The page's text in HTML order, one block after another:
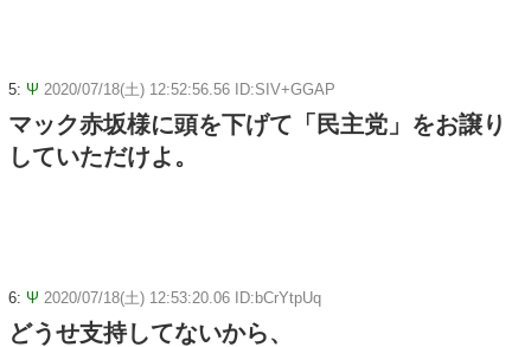
5: Ψ 2020/07/18(土) 12:52:56.56 ID:SIV+GGAP
マック赤坂様に頭を下げて「民主党」をお譲り
していただけよ。
6: Ψ 2020/07/18(土) 12:53:20.06 ID:bCrYtpUq
どうせ支持してないから、